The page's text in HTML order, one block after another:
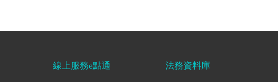
線上服務e點通 法務資料庫